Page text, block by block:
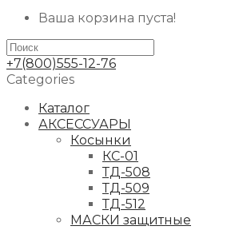
Ваша корзина пуста!
+7(800)555-12-76
Categories
Каталог
АКСЕССУАРЫ
Косынки
КС-01
ТД-508
ТД-509
ТД-512
МАСКИ защитные